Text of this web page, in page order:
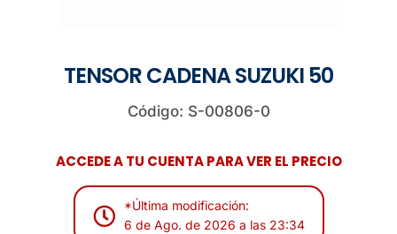
TENSOR CADENA SUZUKI 50
Código: S-00806-0
ACCEDE A TU CUENTA PARA VER EL PRECIO
*Última modificación:
6 de Ago. de 2026 a las 23:34